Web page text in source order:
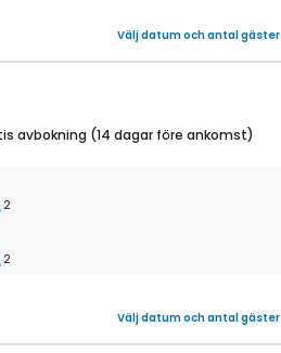
Välj datum och antal gäster
avbokning (14 dagar före ankomst)
2
2
Välj datum och antal gäster